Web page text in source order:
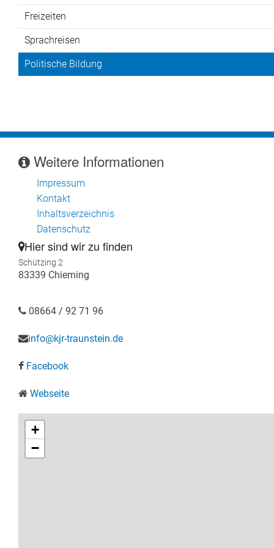
Verleih
Jugendzeltplatz
Freizeiten
Sprachreisen
Politische Bildung
Weitere Informationen
Impressum
Kontakt
Inhaltsverzeichnis
Datenschutz
Hier sind wir zu finden
Schützing 2
83339 Chieming
08664 / 92 71 96
info@kjr-traunstein.de
Facebook
Webseite
+
−